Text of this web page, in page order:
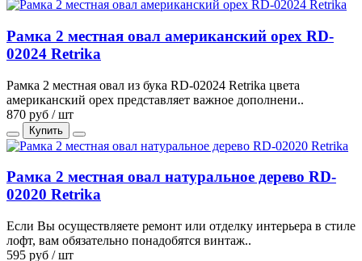
Рамка 2 местная овал американский орех RD-
02024 Retrika
Рамка 2 местная овал из бука RD-02024 Retrika цвета
американский орех представляет важное дополнени..
870 руб / шт
Купить
Рамка 2 местная овал натуральное дерево RD-
02020 Retrika
Если Вы осуществляете ремонт или отделку интерьера в стиле
лофт, вам обязательно понадобятся винтаж..
595 руб / шт